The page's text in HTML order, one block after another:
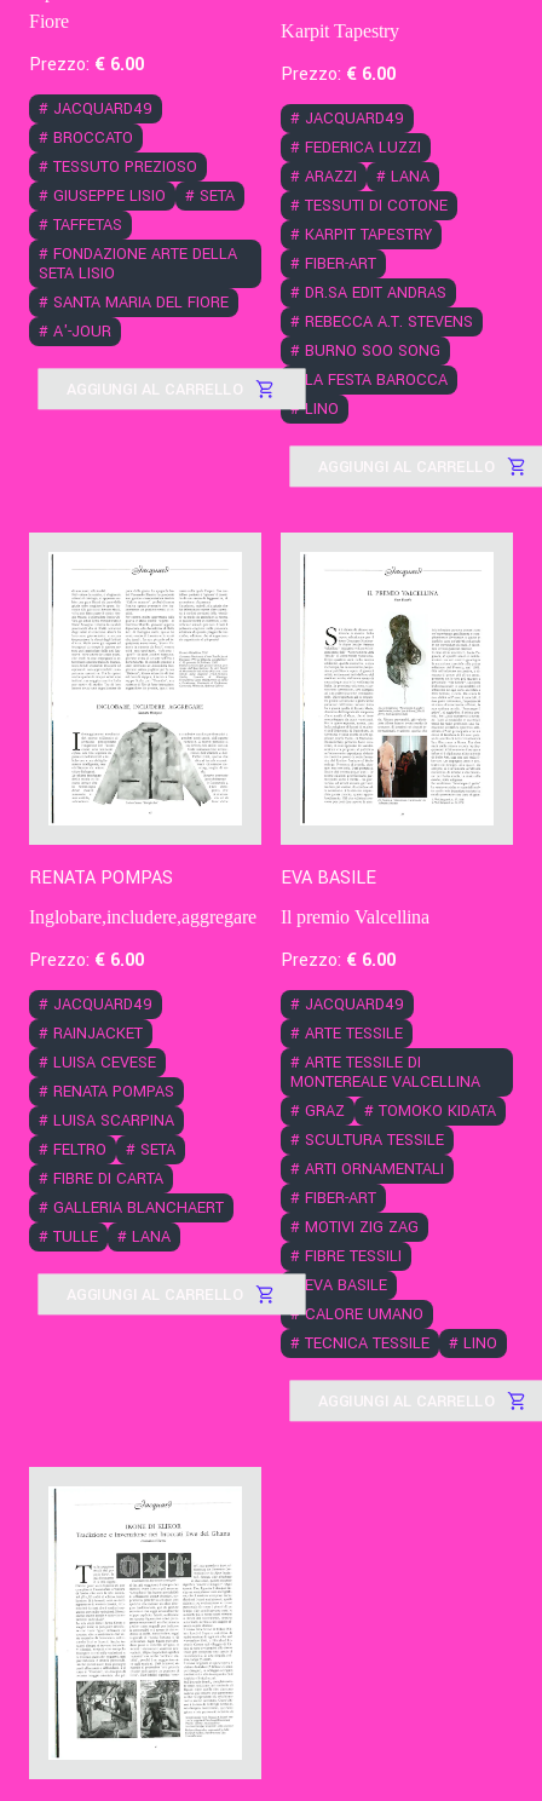
Fiore
Prezzo: € 6.00
# JACQUARD49
# BROCCATO
# TESSUTO PREZIOSO
# GIUSEPPE LISIO # SETA
# TAFFETAS
# FONDAZIONE ARTE DELLA
SETA LISIO
# SANTA MARIA DEL FIORE
# A'-JOUR
AGGIUNGI AL CARRELLO
Karpit Tapestry
Prezzo: € 6.00
# JACQUARD49
# FEDERICA LUZZI
# ARAZZI # LANA
# TESSUTI DI COTONE
# KARPIT TAPESTRY
# FIBER-ART
# DR.SA EDIT ANDRAS
# REBECCA A.T. STEVENS
# BURNO SOO SONG
LA FESTA BAROCCA
#LINO
AGGIUNGI AL CARRELLO
RENATA POMPAS
Inglobare,includere,aggregare
Prezzo: € 6.00
# JACQUARD49
# RAINJACKET
# LUISA CEVESE
# RENATA POMPAS
# LUISA SCARPINA
# FELTRO # SETA
# FIBRE DI CARTA
# GALLERIA BLANCHAERT
# TULLE # LANA
AGGIUNGI AL CARRELLO
EVA BASILE
Il premio Valcellina
Prezzo: € 6.00
# JACQUARD49
# ARTE TESSILE
# ARTE TESSILE DI
MONTEREALE VALCELLINA
# GRAZ # TOMOKO KIDATA
# SCULTURA TESSILE
# ARTI ORNAMENTALI
# FIBER-ART
# MOTIVI ZIG ZAG
# FIBRE TESSILI
EVA BASILE
#CALORE UMANO
# TECNICA TESSILE # LINO
AGGIUNGI AL CARRELLO